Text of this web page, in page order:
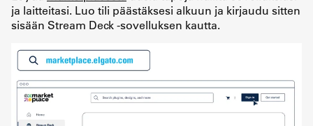
ja laitteitasi. Luo tili päästäksesi alkuun ja kirjaudu sitten
sisään Stream Deck -sovelluksen kautta.